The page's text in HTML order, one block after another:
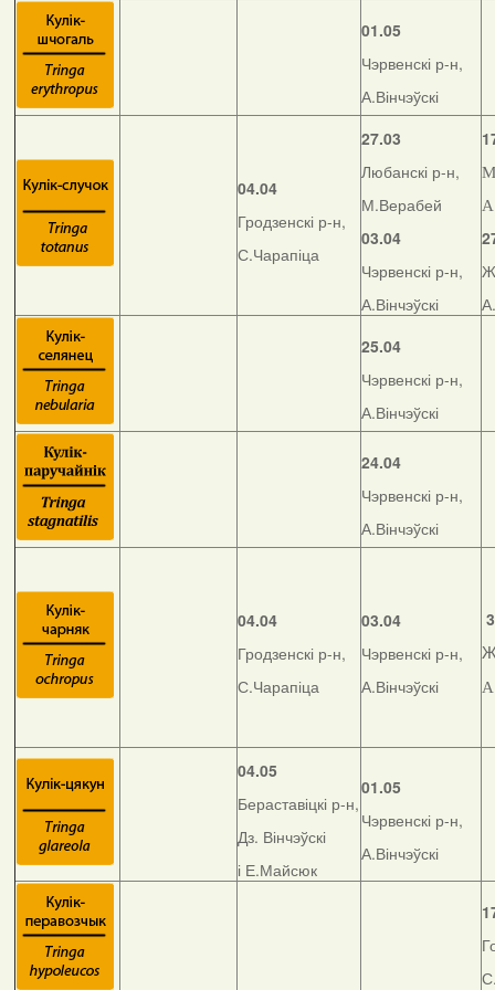
01.05
Чэрвенскі р-н,
А.Вінчэўскі
04.04
Гродзенскі р-н,
С.Чарапіца
27.03
Любанскі р-н,
М.Верабей
03.04
Чэрвенскі р-н,
А.Вінчэўскі
25.04
Чэрвенскі р-н,
А.Вінчэўскі
24.04
Чэрвенскі р-н,
А.Вінчэўскі
04.04
Гродзенскі р-н,
С.Чарапіца
03.04
Чэрвенскі р-н,
А.Вінчэўскі
04.05
Бераставіцкі р-н,
Дз. Вінчэўскі
і Е.Майсюк
01.05
Чэрвенскі р-н,
А.Вінчэўскі